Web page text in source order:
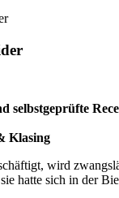
selbstgeprüfte
Klasing
wird
hatte sich in der